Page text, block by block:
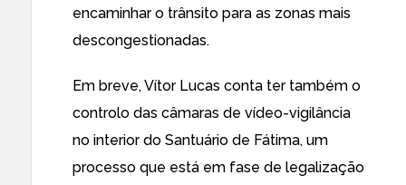
encaminhar o trânsito para as zonas mais
descongestionadas.
Em breve, Vítor Lucas conta ter também o
controlo das câmaras de vídeo-vigilância
no interior do Santuário de Fátima, um
processo que está em fase de legalização